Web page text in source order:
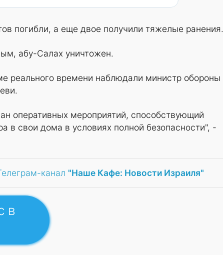
погибли, а еще двое получили тяжелые ранения.
абу-Салах уничтожен.
реального времени наблюдали министр обороны
оперативных мероприятий, способствующий
в свои дома в условиях полной безопасности", -
канал "Наше Кафе: Новости Израиля"
в